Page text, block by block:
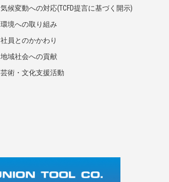
気候変動への対応(TCFD提言に基づく開示)
環境への取り組み
社員とのかかわり
地域社会への貢献
芸術・文化支援活動